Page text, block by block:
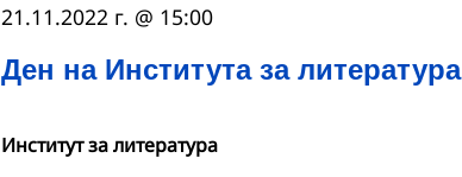
Ден на Института за литература
21.11.2022 г. @ 15:00
Институт за литература